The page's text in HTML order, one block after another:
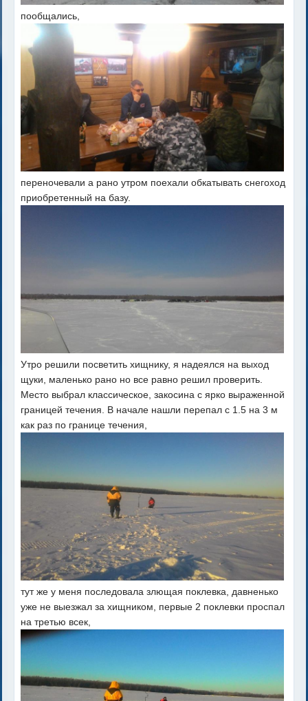
пообщались,
переночевали а рано утром поехали обкатывать снегоход
приобретенный на базу.
Утро решили посветить хищнику, я надеялся на выход
щуки, маленько рано но все равно решил проверить.
Место выбрал классическое, закосина с ярко выраженной
границей течения. В начале нашли перепал с 1.5 на 3 м
как раз по границе течения,
тут же у меня последовала злющая поклевка, давненько
уже не выезжал за хищником, первые 2 поклевки проспал
на третью всек,